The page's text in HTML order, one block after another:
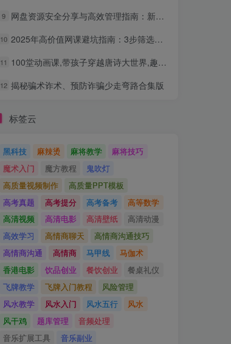
9 网盘资源安全分享与高效管理指南：新手也能轻松上手
10 2025年高价值网课避坑指南：3步筛选稀缺优质资源，告别无效学习
11 100堂动画课,带孩子穿越唐诗大世界,趣味唐诗启蒙系统课程
12 揭秘骗术诈术、预防诈骗少走弯路合集版
标签云
黑科技 麻辣烫 麻将教学
麻将技巧
魔术入门
魔方教程
鬼吹灯
高质量视频制作
高质量PPT模板
高考真题
高考提分 高考备考
高等数学
高清视频
高清电影 高清壁纸
高清动漫
高效学习
高情商聊天
高情商沟通技巧
高情商沟通
高情商 马甲线
马伽术
香港电影
饮品创业 餐饮创业
餐桌礼仪
飞牌教学
飞牌入门教程
风险管理
风水教学
风水入门 风水五行
风水
风干鸡
题库管理
音频处理
音乐扩展工具
音乐副业